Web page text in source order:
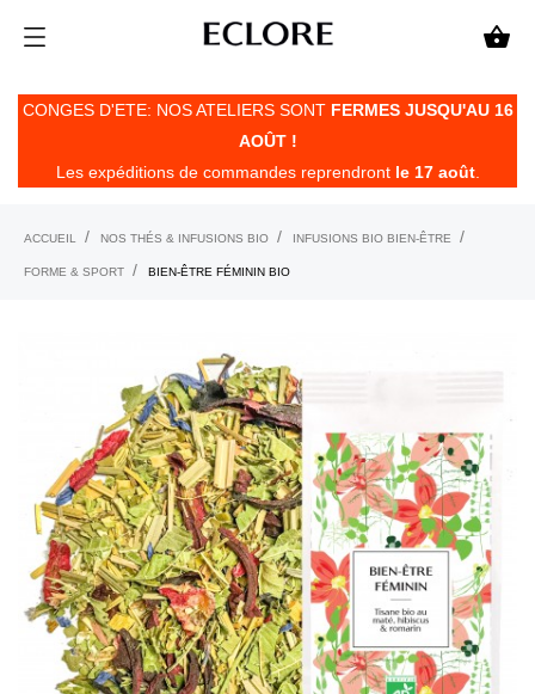

CONGES D'ETE: NOS ATELIERS SONT FERMES JUSQU'AU 16
AOÛT !
Les expéditions de commandes reprendront le 17 août.
ACCUEIL NOS THÉS & INFUSIONS BIO INFUSIONS BIO BIEN-ÊTRE
FORME & SPORT BIEN-ÊTRE FÉMININ BIO